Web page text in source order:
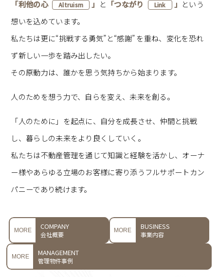
「利他の心
Altruism 」 と 「つながり Link 」 という
想いを込めています。
私たちは更に“挑戦する勇気”と“感謝” を重ね、変化を恐れ
ず新しい一歩を踏み出したい。
その原動力は、誰かを思う気持ちから始まります。
人のためを想う力で、自らを変え、未来を創る。
「人のために」を起点に、自分を成長させ、仲間と挑戦
し、暮らしの未来をより良くしていく。
私たちは不動産管理を通じて知識と経験を活かし、 オーナ
ー様やあらゆる立場のお客様に寄り添うフルサポートカン
パニーであり続けます。
COMPANY
会社概要
MORE BUSINESS
事業内容
MORE
MANAGEMENT
管理物件事例
MORE